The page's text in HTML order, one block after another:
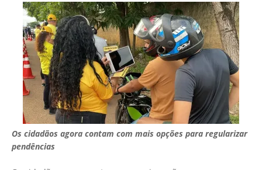
Os cidadãos agora contam com mais opções para regularizar
pendências